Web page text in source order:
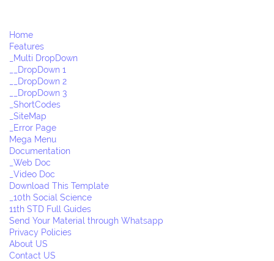
Home
Features
_Multi DropDown
__DropDown 1
__DropDown 2
__DropDown 3
_ShortCodes
_SiteMap
_Error Page
Mega Menu
Documentation
_Web Doc
_Video Doc
Download This Template
_10th Social Science
11th STD Full Guides
Send Your Material through Whatsapp
Privacy Policies
About US
Contact US